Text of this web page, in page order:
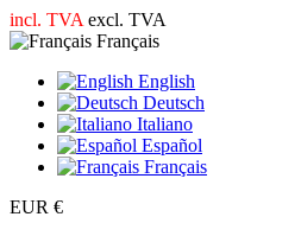
incl. TVA excl. TVA
Français
English
Deutsch
Italiano
Español
Français
EUR €